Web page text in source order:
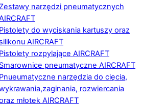
Zestawy narzędzi pneumatycznych
Pistolety do wyciskania kartuszy oraz
silikonu AIRCRAFT
Pistolety rozpylające AIRCRAFT
Smarownice pneumatyczne AIRCRAFT
Pnueumatyczne narzędzia do cięcia,
rozwiercania
młotek AIRCRAFT